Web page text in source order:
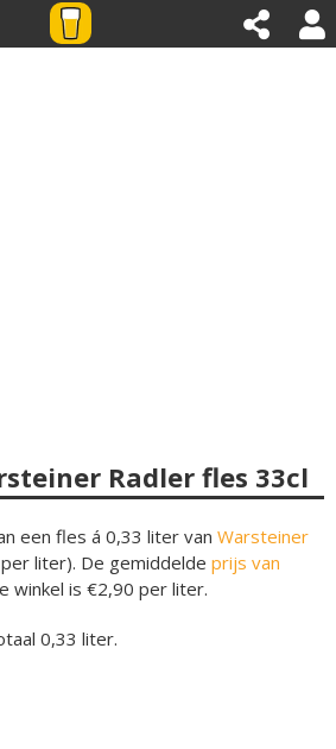
Radler fles 33cl
een fles á 0,33 liter van Warsteiner
liter). De gemiddelde prijs van
winkel is €2,90 per liter.
0,33 liter.